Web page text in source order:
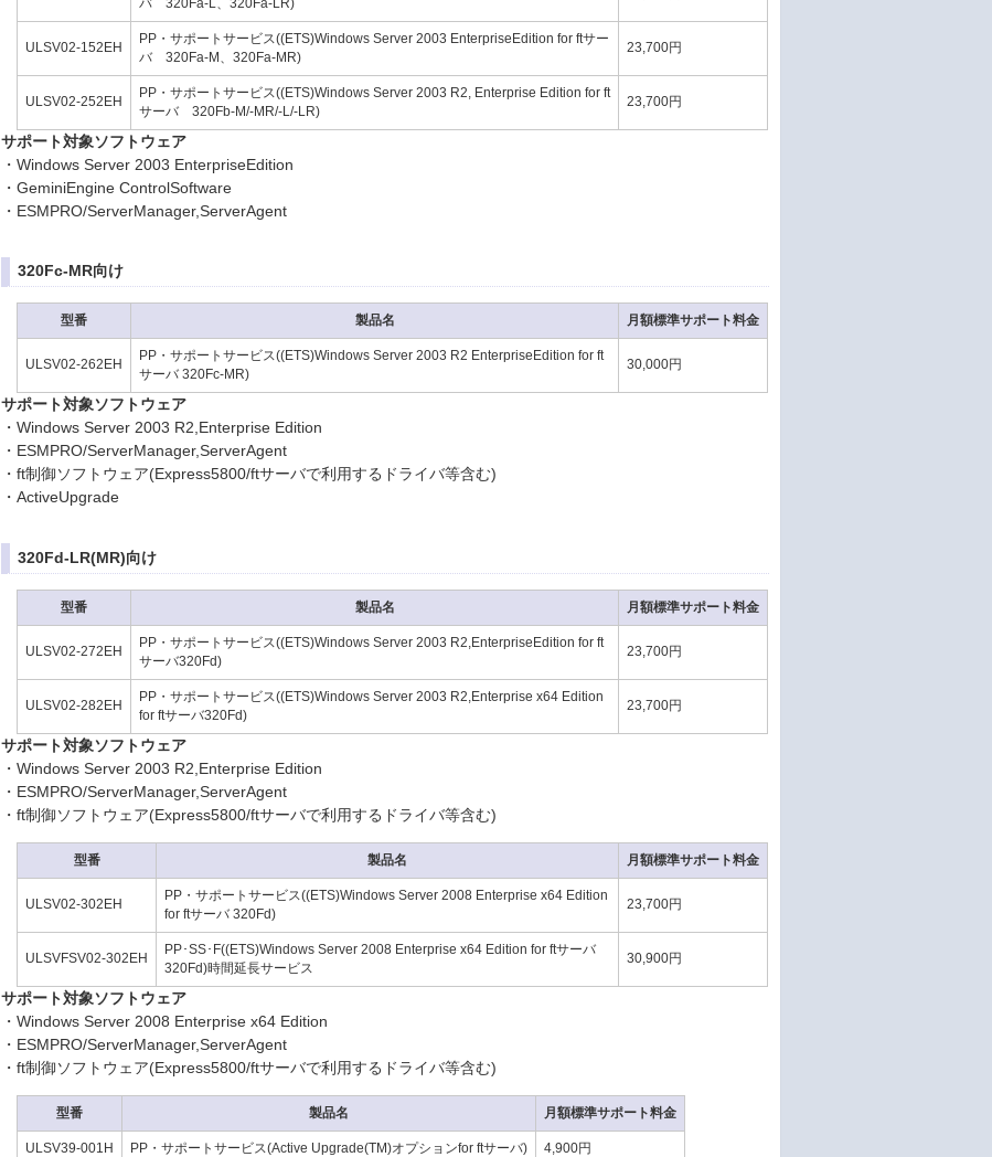
ULSV02-152EH
PP・サポートサービス((ETS)Windows Server 2003 EnterpriseEdition for ftサー
バ 320Fa-M、320Fa-MR)
23,700円
ULSV02-252EH
PP・サポートサービス((ETS)Windows Server 2003 R2, Enterprise Edition for ft
サーバ 320Fb-M/-MR/-L/-LR)
23,700円
サポート対象ソフトウェア
・Windows Server 2003 EnterpriseEdition
・GeminiEngine ControlSoftware
・ESMPRO/ServerManager,ServerAgent
320Fc-MR向け
型番 製品名 月額標準サポート料金
ULSV02-262EH
PP・サポートサービス((ETS)Windows Server 2003 R2 EnterpriseEdition for ft
サーバ 320Fc-MR)
30,000円
サポート対象ソフトウェア
・Windows Server 2003 R2,Enterprise Edition
・ESMPRO/ServerManager,ServerAgent
・ft制御ソフトウェア(Express5800/ftサーバで利用するドライバ等含む)
・ActiveUpgrade
320Fd-LR(MR)向け
型番 製品名 月額標準サポート料金
ULSV02-272EH
PP・サポートサービス((ETS)Windows Server 2003 R2,EnterpriseEdition for ft
サーバ320Fd)
23,700円
ULSV02-282EH
PP・サポートサービス((ETS)Windows Server 2003 R2,Enterprise x64 Edition
for ftサーバ320Fd)
23,700円
サポート対象ソフトウェア
・Windows Server 2003 R2,Enterprise Edition
・ESMPRO/ServerManager,ServerAgent
・ft制御ソフトウェア(Express5800/ftサーバで利用するドライバ等含む)
型番 製品名 月額標準サポート料金
ULSV02-302EH
PP・サポートサービス((ETS)Windows Server 2008 Enterprise x64 Edition
for ftサーバ 320Fd)
23,700円
ULSVFSV02-302EH
PP･SS･F((ETS)Windows Server 2008 Enterprise x64 Edition for ftサーバ
320Fd)時間延長サービス
30,900円
サポート対象ソフトウェア
・Windows Server 2008 Enterprise x64 Edition
・ESMPRO/ServerManager,ServerAgent
・ft制御ソフトウェア(Express5800/ftサーバで利用するドライバ等含む)
型番 製品名 月額標準サポート料金
ULSV39-001H PP・サポートサービス(Active Upgrade(TM)オプションfor ftサーバ) 4,900円